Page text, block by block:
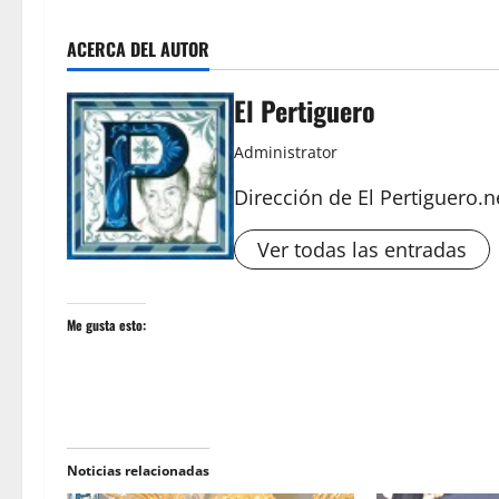
ACERCA DEL AUTOR
El Pertiguero
Administrator
Dirección de El
Ver todas las entradas
Me gusta esto:
Noticias relacionadas